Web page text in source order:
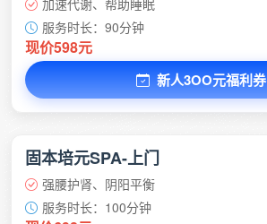
加速代谢、帮助睡眠
服务时长：90分钟
现价598元
新人3OO元福利券
固本培元SPA-上门
强腰护肾、阴阳平衡
服务时长：100分钟